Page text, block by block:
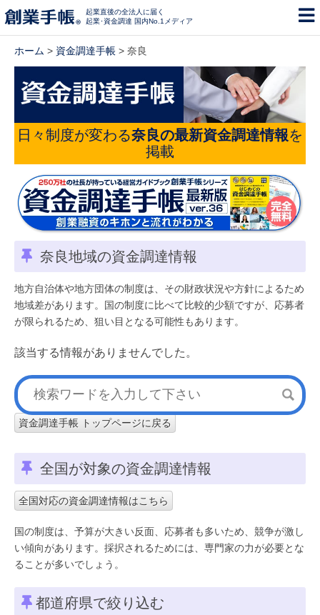
起業直後の全法人に届く
起業･資金調達 国内No.1メディア
ホーム > 資金調達手帳 > 奈良
日々制度が変わる奈良の最新資金調達情報を
掲載
奈良地域の資金調達情報
地方自治体や地方団体の制度は、その財政状況や方針によるため
地域差があります。国の制度に比べて比較的少額ですが、応募者
が限られるため、狙い目となる可能性もあります。
該当する情報がありませんでした。
資金調達手帳 トップページに戻る
全国が対象の資金調達情報
全国対応の資金調達情報はこちら
国の制度は、予算が大きい反面、応募者も多いため、競争が激し
い傾向があります。採択されるためには、専門家の力が必要とな
ることが多いでしょう。
都道府県で絞り込む